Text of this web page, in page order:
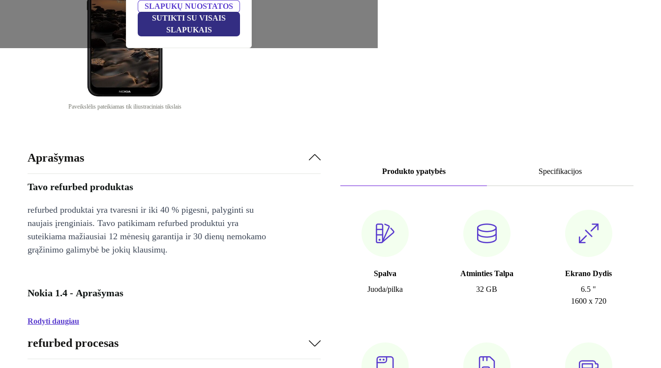
SLAPUKŲ NUOSTATOS
SUTIKTI SU VISAIS
SLAPUKAIS
Paveikslėlis pateikiamas tik iliustraciniais tikslais
Produkto ypatybės Specifikacijos
Spalva
Juoda/pilka
Atminties Talpa
32 GB
Ekrano Dydis
6.5 "
1600 x 720
Aprašymas
Tavo refurbed produktas
refurbed produktai yra tvaresni ir iki 40 % pigesni, palyginti su
naujais įrenginiais. Tavo patikimam refurbed produktui yra
suteikiama mažiausiai 12 mėnesių garantija ir 30 dienų nemokamo
grąžinimo galimybė be jokių klausimų.
Nokia 1.4 - Aprašymas
Rodyti daugiau
refurbed procesas